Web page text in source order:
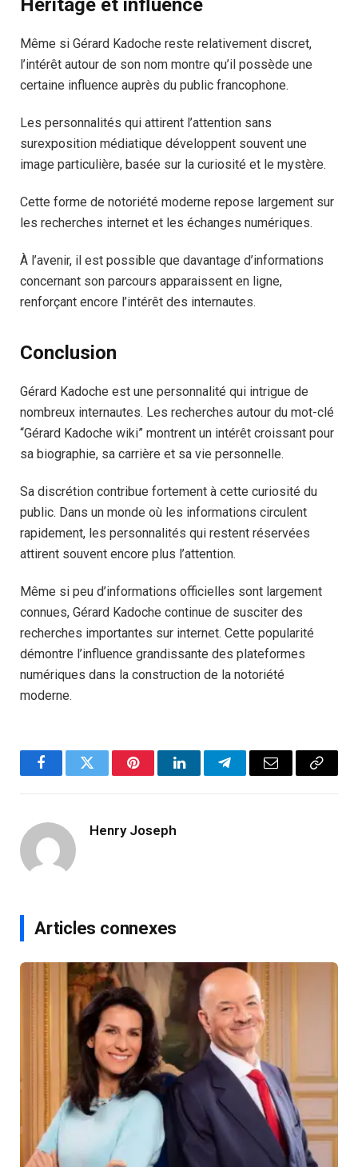
Héritage et influence
Même si Gérard Kadoche reste relativement discret,
l’intérêt autour de son nom montre qu’il possède une
certaine influence auprès du public francophone.
Les personnalités qui attirent l’attention sans
surexposition médiatique développent souvent une
image particulière, basée sur la curiosité et le mystère.
Cette forme de notoriété moderne repose largement sur
les recherches internet et les échanges numériques.
À l’avenir, il est possible que davantage d’informations
concernant son parcours apparaissent en ligne,
renforçant encore l’intérêt des internautes.
Conclusion
Gérard Kadoche est une personnalité qui intrigue de
nombreux internautes. Les recherches autour du mot-clé
“Gérard Kadoche wiki” montrent un intérêt croissant pour
sa biographie, sa carrière et sa vie personnelle.
Sa discrétion contribue fortement à cette curiosité du
public. Dans un monde où les informations circulent
rapidement, les personnalités qui restent réservées
attirent souvent encore plus l’attention.
Même si peu d’informations officielles sont largement
connues, Gérard Kadoche continue de susciter des
recherches importantes sur internet. Cette popularité
démontre l’influence grandissante des plateformes
numériques dans la construction de la notoriété
moderne.
FacebookTwitter PinterestLinkedInTelegramEmail
Copy
Henry Joseph
Articles connexes